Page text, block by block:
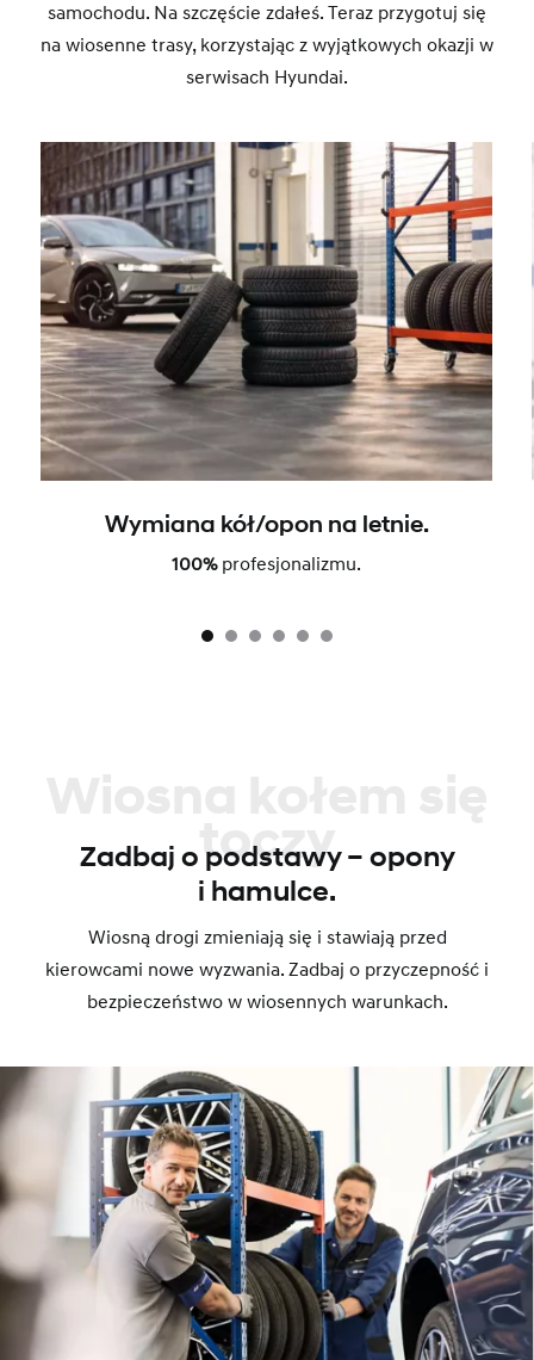
samochodu. Na szczęście zdałeś. Teraz przygotuj się
na wiosenne trasy, korzystając z wyjątkowych okazji w
serwisach Hyundai.
Wymiana kół/opon na letnie.
100% profesjonalizmu.
toczy
Zadbaj o podstawy – opony
i hamulce.
Wiosną drogi zmieniają się i stawiają przed
kierowcami nowe wyzwania. Zadbaj o przyczepność i
bezpieczeństwo w wiosennych warunkach.